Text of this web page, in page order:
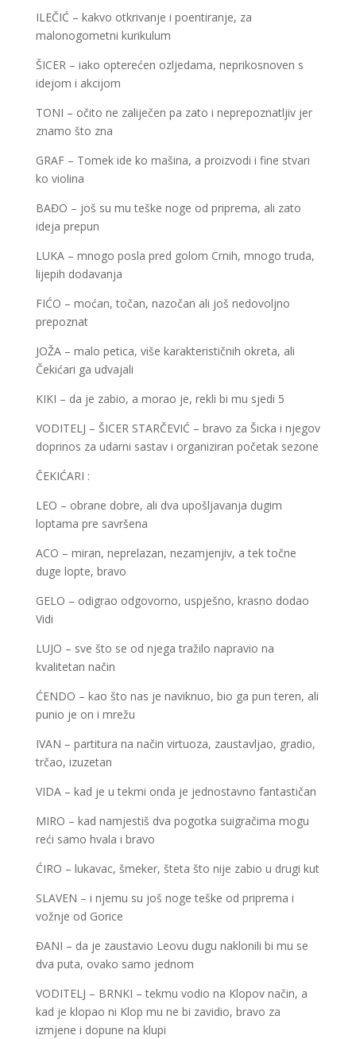
ILEČIĆ – kakvo otkrivanje i poentiranje, za
malonogometni kurikulum
ŠICER – iako opterećen ozljedama, neprikosnoven s
idejom i akcijom
TONI – očito ne zaliječen pa zato i neprepoznatljiv jer
znamo što zna
GRAF – Tomek ide ko mašina, a proizvodi i fine stvari
ko violina
BAĐO – još su mu teške noge od priprema, ali zato
ideja prepun
LUKA – mnogo posla pred golom Crnih, mnogo truda,
lijepih dodavanja
FIĆO – moćan, točan, nazočan ali još nedovoljno
prepoznat
JOŽA – malo petica, više karakterističnih okreta, ali
Čekićari ga udvajali
KIKI – da je zabio, a morao je, rekli bi mu sjedi 5
VODITELJ – ŠICER STARČEVIĆ – bravo za Šicka i njegov
doprinos za udarni sastav i organiziran početak sezone
ČEKIĆARI :
LEO – obrane dobre, ali dva upošljavanja dugim
loptama pre savršena
ACO – miran, neprelazan, nezamjenjiv, a tek točne
duge lopte, bravo
GELO – odigrao odgovorno, uspješno, krasno dodao
Vidi
LUJO – sve što se od njega tražilo napravio na
kvalitetan način
ĆENDO – kao što nas je naviknuo, bio ga pun teren, ali
punio je on i mrežu
IVAN – partitura na način virtuoza, zaustavljao, gradio,
trčao, izuzetan
VIDA – kad je u tekmi onda je jednostavno fantastičan
MIRO – kad namjestiš dva pogotka suigračima mogu
reći samo hvala i bravo
ĆIRO – lukavac, šmeker, šteta što nije zabio u drugi kut
SLAVEN – i njemu su još noge teške od priprema i
vožnje od Gorice
ĐANI – da je zaustavio Leovu dugu naklonili bi mu se
dva puta, ovako samo jednom
VODITELJ – BRNKI – tekmu vodio na Klopov način, a
kad je klopao ni Klop mu ne bi zavidio, bravo za
izmjene i dopune na klupi